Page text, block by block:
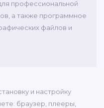
профессиональной
а также программное
файлов и
и настройку
браузер, плееры,